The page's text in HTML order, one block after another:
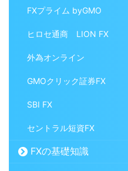
FXプライム byGMO
ヒロセ通商 LION FX
外為オンライン
GMOクリック証券FX
SBI FX
セントラル短資FX
FXの基礎知識